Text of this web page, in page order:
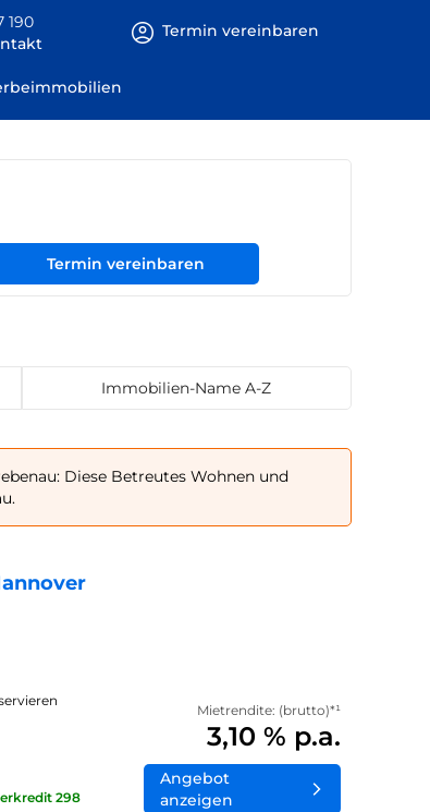
190
Termin vereinbaren
Termin vereinbaren
Immobilien-Name A-Z
Diese Betreutes Wohnen und
298
Mietrendite: (brutto)*¹
3,10 % p.a.
Angebot
anzeigen